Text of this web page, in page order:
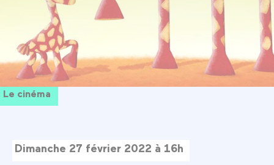
Le cinéma
Dimanche 27 février 2022 à 16h